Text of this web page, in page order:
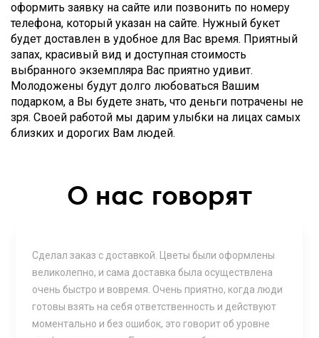
оформить заявку на сайте или позвонить по номеру
телефона, который указан на сайте. Нужный букет
будет доставлен в удобное для Вас время. Приятный
запах, красивый вид и доступная стоимость
выбранного экземпляра Вас приятно удивит.
Молодожены будут долго любоваться Вашим
подарком, а Вы будете знать, что деньги потрачены не
зря. Своей работой мы дарим улыбки на лицах самых
близких и дорогих Вам людей.
О нас говорят
Сделал заказ с доставкой. Цветы были оформлены
великолепно, и сама доставка была осуществлена
очень быстро и вовремя. Очень приятно, когда люди
готовы взять на себя ответственность и действуют
моментально и без ошибок, это говорит об уровне